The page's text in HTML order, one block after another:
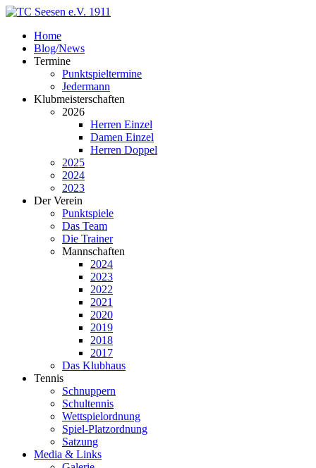
Home
Blog/News
Termine
Punktspieltermine
Jedermann
Klubmeisterschaften
2026
Herren Einzel
Damen Einzel
Herren Doppel
2025
2024
2023
Der Verein
Punktspiele
Das Team
Die Trainer
Mannschaften
2024
2023
2022
2021
2020
2019
2018
2017
Das Klubhaus
Tennis
Schnuppern
Schultennis
Wettspielordnung
Spiel-Platzordnung
Satzung
Media & Links